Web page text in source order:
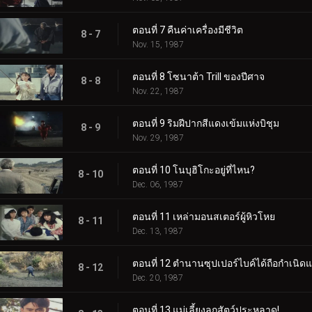
8 - 7 ตอนที่ 7 คืนค่าเครื่องมีชีวิต
Nov. 15, 1987
8 - 8 ตอนที่ 8 โซนาต้า Trill ของปีศาจ
Nov. 22, 1987
8 - 9 ตอนที่ 9 ริมฝีปากสีแดงเข้มแห่งบิชุม
Nov. 29, 1987
8 - 10 ตอนที่ 10 โนบุฮิโกะอยู่ที่ไหน?
Dec. 06, 1987
8 - 11 ตอนที่ 11 เหล่ามอนสเตอร์ผู้หิวโหย
Dec. 13, 1987
8 - 12 ตอนที่ 12 ตำนานซุปเปอร์ไบค์ได้ถือกำเนิด
Dec. 20, 1987
ตอนที่ 13 แม่เลี้ยงลูกสัตว์ประหลาด!